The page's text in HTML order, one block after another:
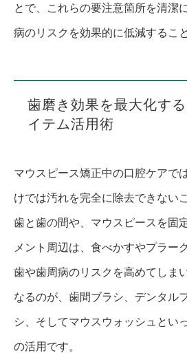
とで、これらの要注意箇所を清潔
病のリスクを効果的に低減するこ
歯磨き効果を最大化す
イテム活用術
マウスピース矯正中の口腔ケアで
けでは汚れを完全に除去できない
歯と歯の間や、マウスピースを固
メント周辺は、食べかすやプラー
歯や歯周病のリスクを高めてしま
なるのが、歯間ブラシ、デンタル
シ、そしてマウスウォッシュとい
の活用です。